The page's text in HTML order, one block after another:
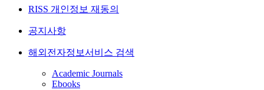
RISS 개인정보 재동의
공지사항
해외전자정보서비스 검색
Academic Journals
Ebooks